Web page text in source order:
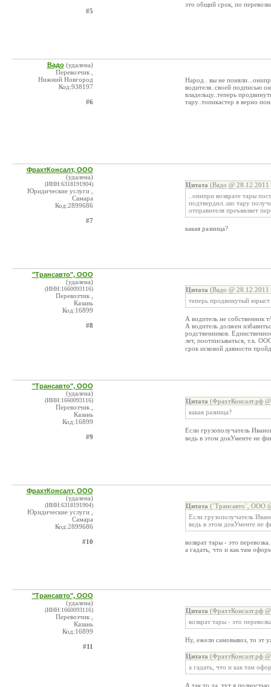
#5
это общий срок, по
Вадо (удалена)
Перевозчик ,
Нижний Новгород
Код:938197
#6
Народ.. вы не
водителя..своей подписью
владельцу..теперь
тару..топикастер я верно
ФрахтКонсалт, ООО
(удалена)
(ИНН:6318191904)
Юридические услуги ,
Самара
Код:2899686
#7
Цитата (Вадо @ 28.12.2011
..онипри возврате тары
подтвердил..шо тару
отправителя преъявляет
какая разница?
"Трансавто", ООО
(удалена)
(ИНН:1660093116)
Перевозчик ,
Казань
Код:16899
#8
Цитата (Вадо @ 28.12.2011
теперь продвинутый юрыст
А водитель не собственник
А водитель должен
родственников.
лет, поотписываться, т.к.
срок исковой давности
"Трансавто", ООО
(удалена)
(ИНН:1660093116)
Перевозчик ,
Казань
Код:16899
#9
Цитата (ФрахтКонсалт.рф
какая разница?
Если грузополучатель
ведь в этом докУменте не
ФрахтКонсалт, ООО
(удалена)
(ИНН:6318191904)
Юридические услуги ,
Самара
Код:2899686
#10
Цитата (`Трансавто`, ООО
Если грузополучатель
ведь в этом докУменте не
возврат тары - это перевозка.
а гадать, что и как там
"Трансавто", ООО
(удалена)
(ИНН:1660093116)
Перевозчик ,
Казань
Код:16899
#11
Цитата (ФрахтКонсалт.рф
возврат тары - это
Ну, ежели самовывоз, то эт
Цитата (ФрахтКонсалт.рф
а гадать, что и как там
А так то да, тут я полностью